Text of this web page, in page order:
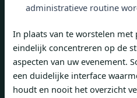
administratieve routine
In plaats van te worstelen
eindelijk concentreren op de
aspecten van uw evenement.
een duidelijke interface
houdt en nooit het overzicht